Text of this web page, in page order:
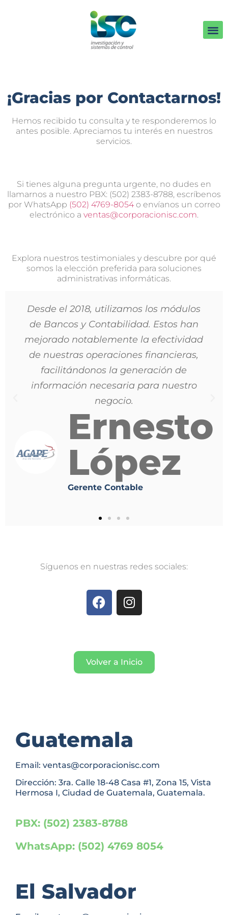
¡Gracias por Contactarnos!
Hemos recibido tu consulta y te responderemos lo
antes posible. Apreciamos tu interés en nuestros
servicios.
Si tienes alguna pregunta urgente, no dudes en
llamarnos a nuestro PBX: (502) 2383-8788, escríbenos
por WhatsApp (502) 4769-8054 o envíanos un correo
electrónico a ventas@corporacionisc.com.
Explora nuestros testimoniales y descubre por qué
somos la elección preferida para soluciones
administrativas informáticas.
Desde el 2018, utilizamos los módulos
de Bancos y Contabilidad. Estos han
mejorado notablemente la efectividad
de nuestras operaciones financieras,
facilitándonos la generación de
información necesaria para nuestro
negocio.
Ernesto
López
Gerente Contable
Síguenos en nuestras redes sociales:
Volver a Inicio
Guatemala
Email: ventas@corporacionisc.com
Dirección: 3ra. Calle 18-48 Casa #1, Zona 15, Vista
Hermosa I, Ciudad de Guatemala, Guatemala.
PBX: (502) 2383-8788
WhatsApp: (502) 4769 8054
El Salvador